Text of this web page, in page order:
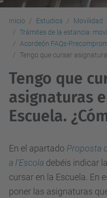
Inicio Estudios
Movilidad
Trámites de la estancia:
Acordeón FAQs-
Tengo que cursar
Tengo que
asignaturas
Escuela.
En el apartado Proposta
a l'Escola debéis indicar
cursar en la Escuela. En
poner las asignaturas